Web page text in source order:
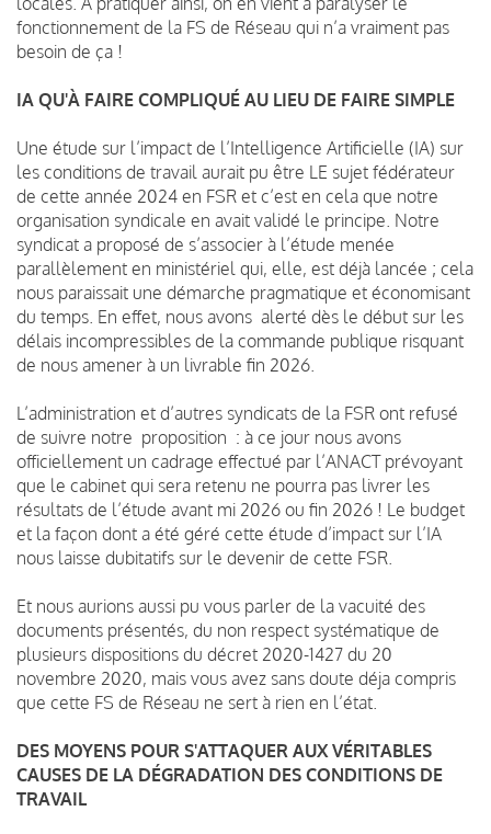
fonctionnement de la FS de Réseau qui n’a vraiment pas
besoin de ça !
IA QU'À FAIRE COMPLIQUÉ AU LIEU DE FAIRE SIMPLE
Une étude sur l’impact de l’Intelligence Artificielle (IA) sur
les conditions de travail aurait pu être LE sujet fédérateur
de cette année 2024 en FSR et c’est en cela que notre
organisation syndicale en avait validé le principe. Notre
syndicat a proposé de s’associer à l’étude menée
parallèlement en ministériel qui, elle, est déjà lancée ; cela
nous paraissait une démarche pragmatique et économisant
du temps. En effet, nous avons alerté dès le début sur les
délais incompressibles de la commande publique risquant
de nous amener à un livrable fin 2026.
L’administration et d’autres syndicats de la FSR ont refusé
de suivre notre proposition : à ce jour nous avons
officiellement un cadrage effectué par l’ANACT prévoyant
que le cabinet qui sera retenu ne pourra pas livrer les
résultats de l’étude avant mi 2026 ou fin 2026 ! Le budget
et la façon dont a été géré cette étude d’impact sur l’IA
nous laisse dubitatifs sur le devenir de cette FSR.
Et nous aurions aussi pu vous parler de la vacuité des
documents présentés, du non respect systématique de
plusieurs dispositions du décret 2020-1427 du 20
novembre 2020, mais vous avez sans doute déja compris
que cette FS de Réseau ne sert à rien en l’état.
DES MOYENS POUR S'ATTAQUER AUX VÉRITABLES
CAUSES DE LA DÉGRADATION DES CONDITIONS DE
TRAVAIL